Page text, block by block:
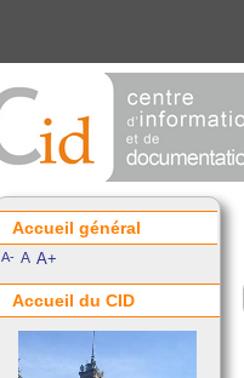
Accueil général
A- A A+
Accueil du CID